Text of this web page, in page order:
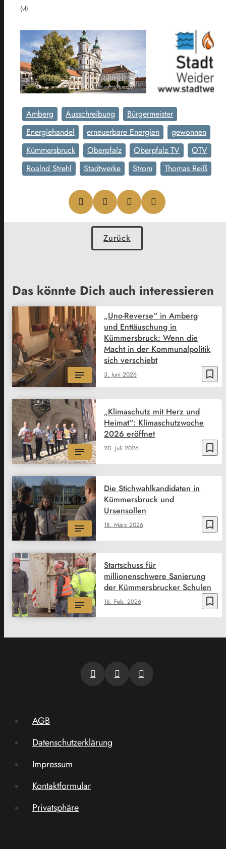
(vl)
Amberg Ausschreibung
Bürgermeister
Energiehandel
erneuerbare Energien
gewonnen
Kümmersbruck
Oberpfalz Oberpfalz TV
OTV
Roalnd Strehl
Stadtwerke Strom Thomas Reiß
Zurück
Das könnte Dich auch interessieren
bookmark_border
3. Juni 2026
„Uno-Reverse“ in Amberg
und Enttäuschung in
Kümmersbruck: Wenn die
Macht in der Kommunalpolitik
sich verschiebt
bookmark_border
20. Juli 2026
„Klimaschutz mit Herz und
Heimat“: Klimaschutzwoche
2026 eröffnet
bookmark_border
18. März 2026
Die Stichwahlkandidaten in
Kümmersbruck und
Ursensollen
bookmark_border
16. Feb. 2026
Startschuss für
millionenschwere Sanierung
der Kümmersbrucker Schulen
AGB
Datenschutzerklärung
Impressum
Kontaktformular
Privatsphäre